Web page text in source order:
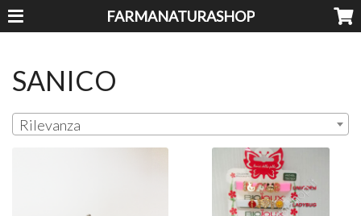
FARMANATURASHOP
SANICO
Rilevanza